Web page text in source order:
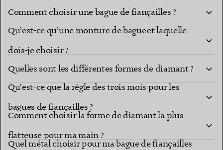
Comment choisir une bague de fiançailles ?
Qu’est-ce qu’une monture de bague et laquelle
dois-je choisir ?
Quelles sont les différentes formes de diamant ?
Les formes de diamant
Qu’est-ce que la règle des trois mois pour les
bagues de fiançailles ?
Comment choisir la forme de diamant la plus
flatteuse pour ma main ?
Quel métal choisir pour ma bague de fiançailles